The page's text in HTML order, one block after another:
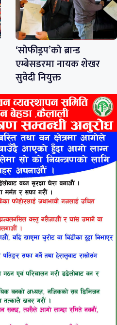
‘सोफीड्रप’को ब्रान्ड
एम्बेसडरमा नायक शेखर
सुवेदी नियुक्त